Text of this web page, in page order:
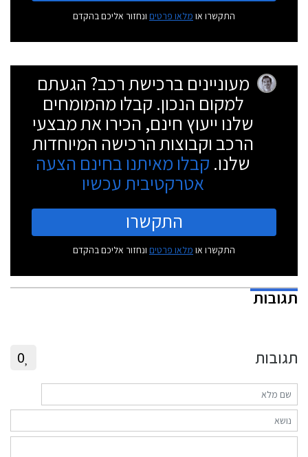
התקשרו או מלאו פרטים ונחזור אליכם בהקדם
מעוניינים ברכישת רכב? הגעתם
למקום הנכון. קבלו מהמומחים
שלנו ייעוץ חינם, הכירו את מבצעי
הרכב וקבוצות הרכישה המיוחדות
שלנו. קבלו מאיתנו בחינם הצעה
אטרקטיבית עכשיו
התקשרו
התקשרו או מלאו פרטים ונחזור אליכם בהקדם
תגובות
תגובות 0